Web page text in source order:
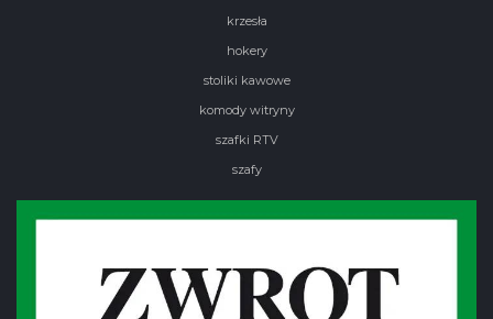
krzesła
hokery
stoliki kawowe
komody witryny
szafki RTV
szafy